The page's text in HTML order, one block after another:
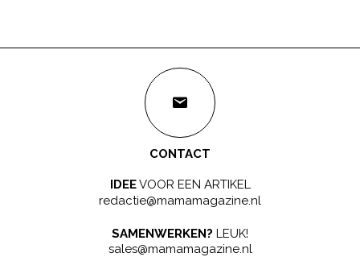
CONTACT
IDEEVOOR EEN ARTIKEL
redactie@mamamagazine.nl
SAMENWERKEN? LEUK!
sales@mamamagazine.nl